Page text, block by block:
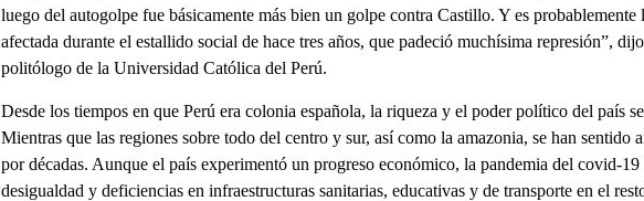
luego del autogolpe fue básicamente más bien un golpe contra Castillo. Y es
afectada durante el estallido social de hace tres años, que padeció muchísima represión”,
politólogo de la Universidad Católica del Perú.
Desde los tiempos en que Perú era colonia española, la riqueza y el poder político del país
Mientras que las regiones sobre todo del centro y sur, así como la amazonia, se han sentido
por décadas. Aunque el país experimentó un progreso económico, la pandemia del covid-
desigualdad y deficiencias en infraestructuras sanitarias, educativas y de transporte en el